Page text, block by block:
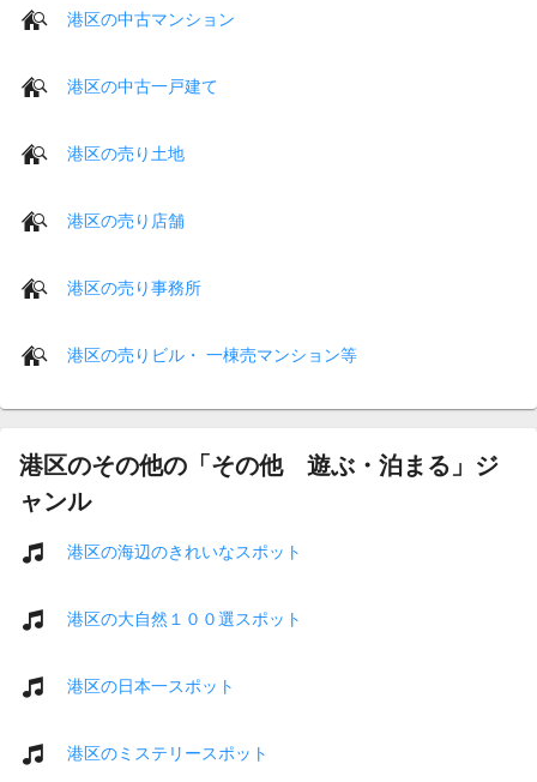
港区の中古マンション
港区の中古一戸建て
港区の売り土地
港区の売り店舗
港区の売り事務所
港区の売りビル・ 一棟売マンション等
港区のその他の「その他 遊ぶ・泊まる」ジ
ャンル
港区の海辺のきれいなスポット
港区の大自然１００選スポット
港区の日本一スポット
港区のミステリースポット